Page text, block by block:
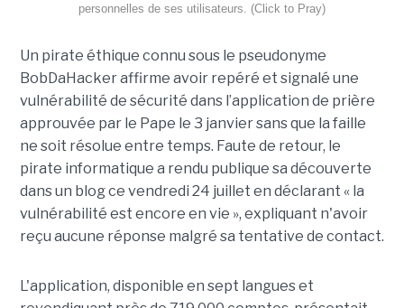
personnelles de ses utilisateurs. (Click to Pray)
Un pirate éthique connu sous le pseudonyme
BobDaHacker affirme avoir repéré et signalé une
vulnérabilité de sécurité dans l’application de prière
approuvée par le Pape le 3 janvier sans que la faille
ne soit résolue entre temps. Faute de retour, le
pirate informatique a rendu publique sa découverte
dans un blog ce vendredi 24 juillet en déclarant « la
vulnérabilité est encore en vie », expliquant n'avoir
reçu aucune réponse malgré sa tentative de contact.
L'application, disponible en sept langues et